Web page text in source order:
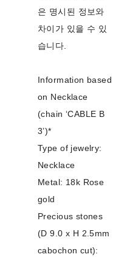
은 명시된 정보와
차이가 있을 수 있
습니다.
Information based
on Necklace
(chain ‘CABLE B
3’)*
Type of jewelry:
Necklace
Metal: 18k Rose
gold
Precious stones
(D 9.0 x H 2.5mm
cabochon cut):